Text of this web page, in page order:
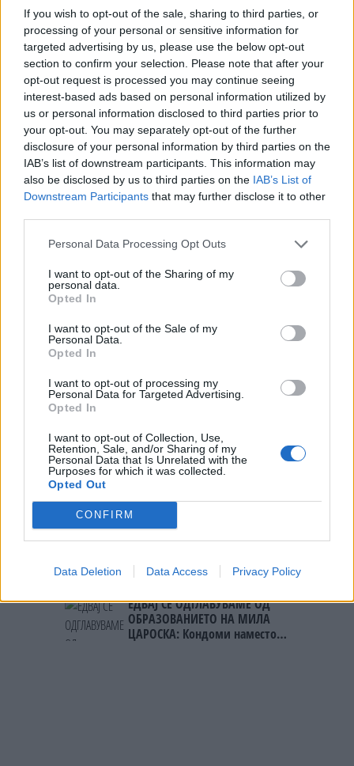
If you wish to opt-out of the sale, sharing to third parties, or
processing of your personal or sensitive information for
targeted advertising by us, please use the below opt-out
section to confirm your selection. Please note that after your
opt-out request is processed you may continue seeing
interest-based ads based on personal information utilized by
us or personal information disclosed to third parties prior to
your opt-out. You may separately opt-out of the further
disclosure of your personal information by third parties on the
IAB’s list of downstream participants. This information may
also be disclosed by us to third parties on the IAB’s List of
Downstream Participants that may further disclose it to other
Personal Data Processing Opt Outs
I want to opt-out of the Sharing of my
personal data.
Opted In
I want to opt-out of the Sale of my
Personal Data.
Opted In
I want to opt-out of processing my
Personal Data for Targeted Advertising.
Opted In
I want to opt-out of Collection, Use,
Retention, Sale, and/or Sharing of my
Personal Data that Is Unrelated with the
Purposes for which it was collected.
Opted Out
CONFIRM
Data Deletion Data Access Privacy Policy
НАЈЧИТАНИ ВО ПОСЛЕДНИ 7 ДЕНА
СЕ СПРЕМА МЕТЕОРОЛОШКИ
ХАОС ЗА ЗИМАТА 2026/2027
ИСТОРИСКО ОБЕДИНУВАЊЕ НА
МАКЕДОНЦИТЕ ВО СРБИЈА:
ФОРМИРАН МАКЕДОНСКИОТ
НАЦИОНАЛЕН СОЈУЗ
УЛЦИЊ Е АЛБАНСКИ, ЌЕ ГО
објава на вицепремиерот на
Црна Гора
ТЕМПЕРАТУРАТА ВО СРЕДА ЌЕ
БИДЕ ЗА НА ЛЕКАР, а потоа...
ОТКРИТИЕ по падот на Дунав,
мистериозен мост
СЛУШАМ, САКААТ ДА СЕ СУДИ
ЗА ВОЕНИТЕ ЗЛОСТРОСТВА НА
УЧК...
итно ја преиспитува својата
одлука“
ИЗГОРЕНИ АВТОМОБИЛИ,
ПРЕПОЛНИ СО ОТПАД -
мигрантскиот бран кон Сеута
ЕДВАЈ СЕ ОДГЛАВУВАМЕ ОД
ОБРАЗОВАНИЕТО НА МИЛА
ЦАРОСКА: Кондоми наместо